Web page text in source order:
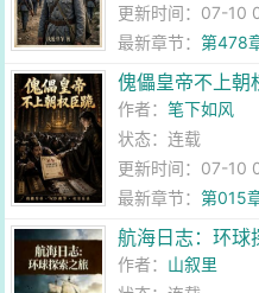
更新时间：07-10
最新章节：第478
底牌！
傀儡皇帝不上朝
作者：笔下如风
状态：连载
更新时间：07-10
最新章节：第015
航海日志：环球
作者： 山叙里